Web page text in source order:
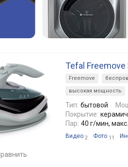
сравнить
Tefal Freemove
Freemove
высокая мощность
Тип: бытовой
Покрытие:
Пар: 40 г/мин,
Видео 2 Фото 11